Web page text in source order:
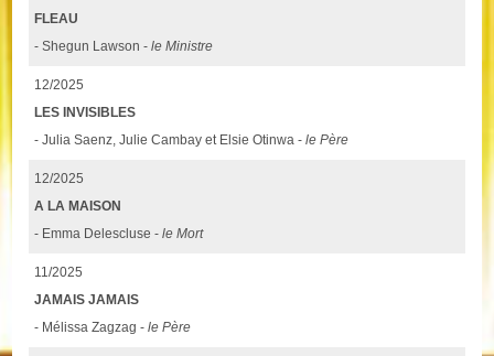
FLEAU
- Shegun Lawson -le Ministre
12/2025
LES INVISIBLES
- Julia Saenz, Julie Cambay et Elsie Otinwa -le Père
12/2025
A LA MAISON
- Emma Delescluse -le Mort
11/2025
JAMAIS JAMAIS
- Mélissa Zagzag -le Père